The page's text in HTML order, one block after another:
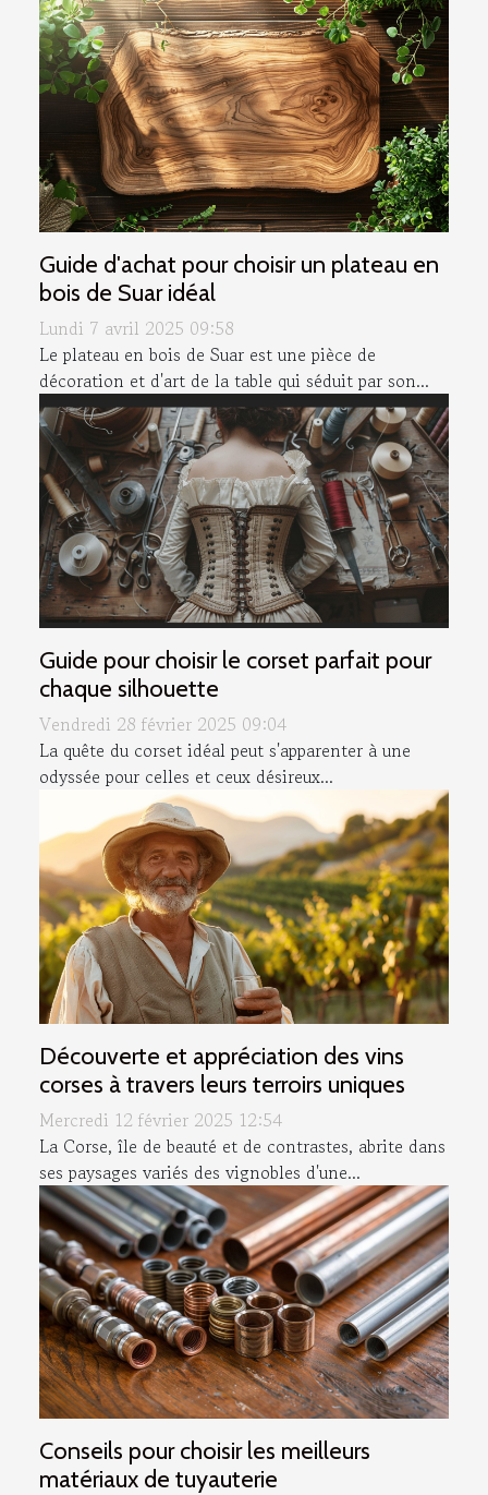
Guide d'achat pour choisir un plateau en
bois de Suar idéal
Lundi 7 avril 2025 09:58
Le plateau en bois de Suar est une pièce de
décoration et d'art de la table qui séduit par son...
Guide pour choisir le corset parfait pour
chaque silhouette
Vendredi 28 février 2025 09:04
La quête du corset idéal peut s'apparenter à une
odyssée pour celles et ceux désireux...
Découverte et appréciation des vins
corses à travers leurs terroirs uniques
Mercredi 12 février 2025 12:54
La Corse, île de beauté et de contrastes, abrite dans
ses paysages variés des vignobles d'une...
Conseils pour choisir les meilleurs
matériaux de tuyauterie